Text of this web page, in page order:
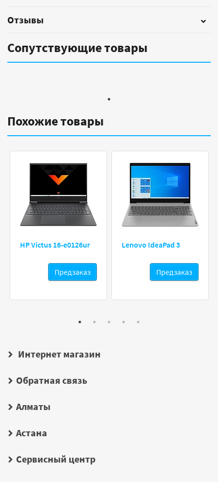
Отзывы
Сопутствующие товары
Похожие товары
HP Victus 16-e0126ur
Предзаказ
Lenovo IdeaPad 3
Предзаказ
Интернет магазин
Обратная связь
Алматы
Астана
Сервисный центр